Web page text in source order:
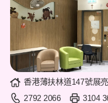
香港薄扶林道147號展
2792 2066
3104